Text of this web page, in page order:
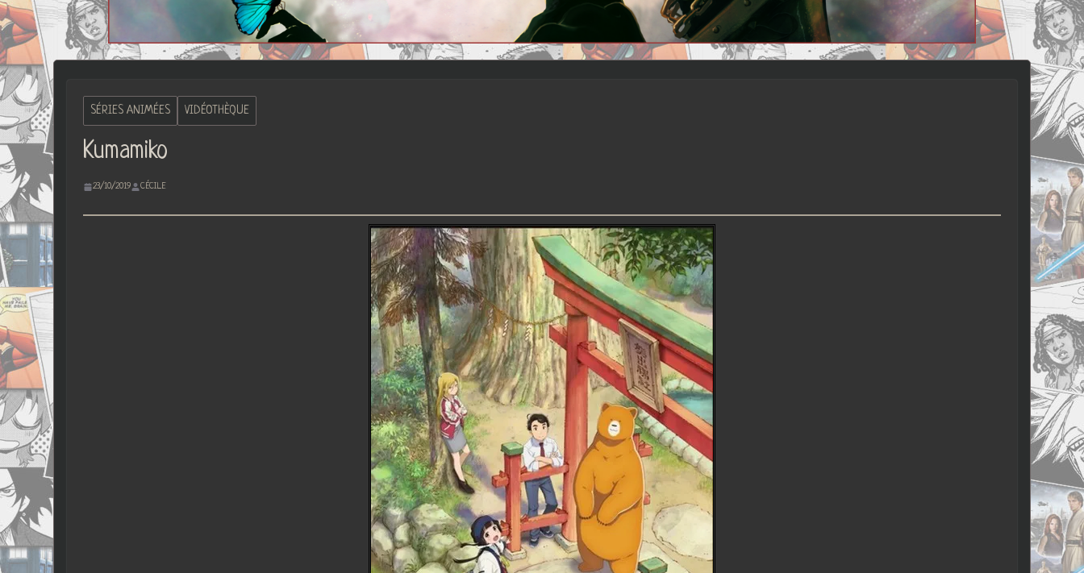
SÉRIES ANIMÉES VIDÉOTHÈQUE
Kumamiko
23/10/2019 CÉCILE